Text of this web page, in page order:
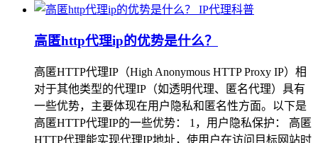
IP代理科普
高匿http代理ip的优势是什么？
高匿HTTP代理IP（High Anonymous HTTP Proxy IP）相
对于其他类型的代理IP（如透明代理、匿名代理）具有
一些优势，主要体现在用户隐私和匿名性方面。以下是
高匿HTTP代理IP的一些优势： 1，用户隐私保护： 高匿
HTTP代理能实现代理IP地址，使用户在访问目标网站时